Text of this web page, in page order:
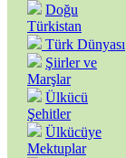
Doğu
Türkistan
Türk Dünyası
Şiirler ve
Marşlar
Ülkücü
Şehitler
Ülkücüye
Mektuplar